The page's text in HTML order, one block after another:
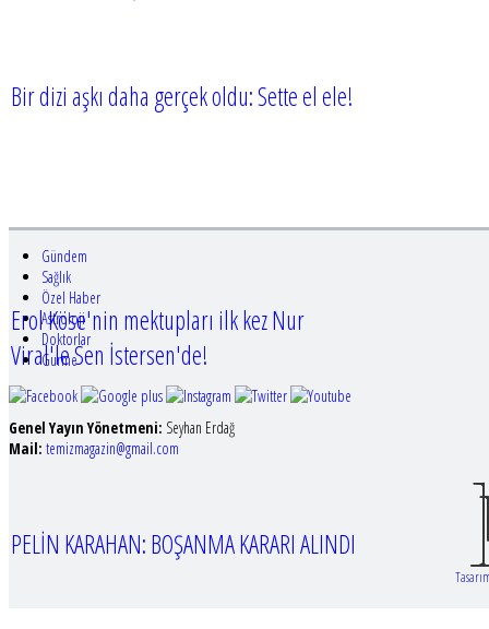
Bir dizi aşkı daha gerçek oldu: Sette el ele!
Erol Köse'nin mektupları ilk kez Nur
Viral'le Sen İstersen'de!
PELİN KARAHAN: BOŞANMA KARARI ALINDI
Gündem
Sağlık
Özel Haber
Astroloji
Doktorlar
Gurme
Genel Yayın Yönetmeni: Seyhan Erdağ
Mail: temizmagazin@gmail.com